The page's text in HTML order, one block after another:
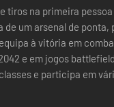
tiros na primeira
um arsenal de
e em jogos
e participa em